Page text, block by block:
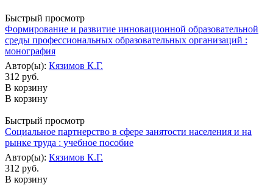
Быстрый просмотр
Формирование и развитие инновационной образовательной
среды профессиональных образовательных организаций :
монография
Автор(ы): Кязимов К.Г.
312 руб.
В корзину
В корзину
Быстрый просмотр
Социальное партнерство в сфере занятости населения и на
рынке труда : учебное пособие
Автор(ы): Кязимов К.Г.
312 руб.
В корзину